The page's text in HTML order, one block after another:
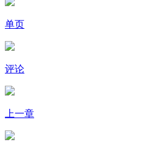
单页
评论
上一章